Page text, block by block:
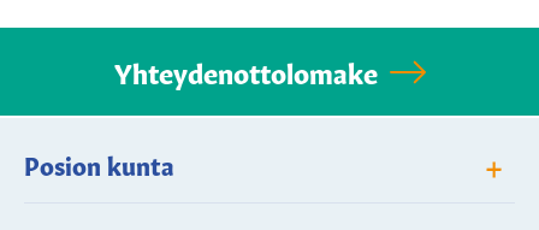
Yhteydenottolomake
Posion kunta +